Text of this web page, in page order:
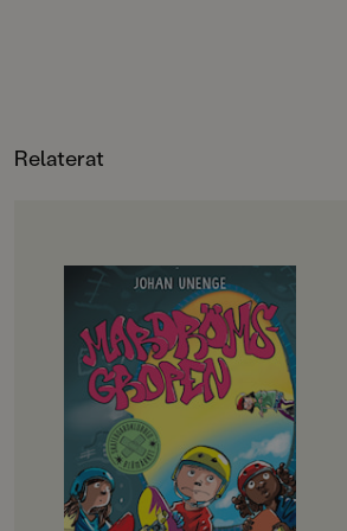
FORMAT
Kartonnage ,Kartonnage
Relaterat
OM BOKEN
Rillo och hans kompisar i
Skateboardklubben Blåmärket har
en plan: att bli stans coolaste
skejtare. De har gjort en lista på
svåra skejtgrejer som de måste klara
av, målet är att till sist klara av
Mardrömsgropen, skateparkens
största utmaning. Problemet är
bara att ingen av dem riktigt vågar
… Samtidigt dyker en tjej på